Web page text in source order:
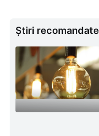
Știri recomandate